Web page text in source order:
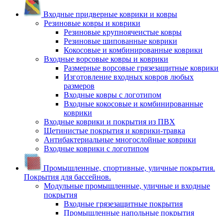
Входные придверные коврики и ковры
Резиновые ковры и коврики
Резиновые крупноячеистые ковры
Резиновые шипованные коврики
Кокосовые и комбинированные коврики
Входные ворсовые ковры и коврики
Размерные ворсовые грязезащитные коврики
Изготовление входных ковров любых
размеров
Входные ковры с логотипом
Входные кокосовые и комбинированные
коврики
Входные коврики и покрытия из ПВХ
Щетинистые покрытия и коврики-травка
Антибактериальные многослойные коврики
Входные коврики с логотипом
Промышленные, спортивные, уличные покрытия.
Покрытия для бассейнов.
Модульные промышленные, уличные и входные
покрытия
Входные грязезащитные покрытия
Промышленные напольные покрытия